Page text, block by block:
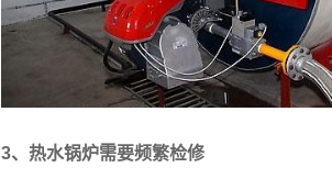
3、热水锅炉需要频繁检修